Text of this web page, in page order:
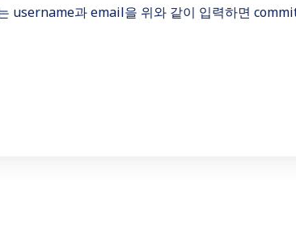
username과 email을 위와 같이 입력하면